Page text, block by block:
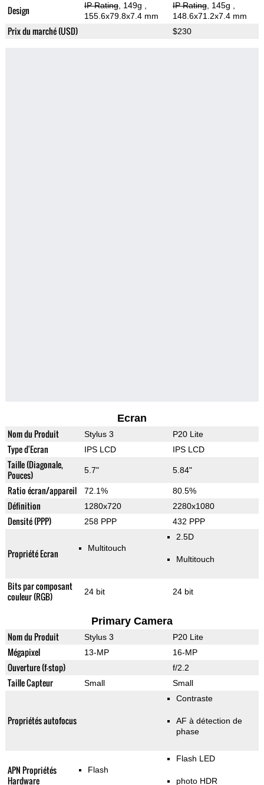
Design IP Rating, 149g
155.6x79.8x7.4 mm
IP Rating, 145g
148.6x71.2x7.4 mm
Prix du marché (USD) $230
Ecran
Nom du Produit Stylus 3 P20 Lite
Type d'Ecran IPS LCD IPS LCD
Taille (Diagonale,
Pouces)
5.7" 5.84"
Ratio écran/appareil 72.1% 80.5%
Définition 1280x720 2280x1080
Densité (PPP) 258 PPP 432 PPP
Propriété Ecran Multitouch
2.5D
Multitouch
Bits par composant
couleur (RGB)
24 bit 24 bit
Primary Camera
Nom du Produit Stylus 3 P20 Lite
Mégapixel 13-MP 16-MP
Ouverture (f-stop) f/2.2
Taille Capteur Small Small
Propriétés autofocus
Contraste
AF à détection de
phase
APN Propriétés
Hardware
Flash
Flash LED
photo HDR